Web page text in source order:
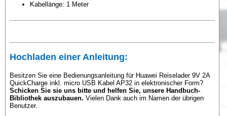
Kabellänge: 1 Meter
Hochladen einer Anleitung:
Besitzen Sie eine Bedienungsanleitung für Huawei Reiselader 9V 2A
QuickCharge inkl. micro USB Kabel AP32 in elektronischer Form?
Schicken Sie sie uns bitte und helfen Sie, unsere Handbuch-
Bibliothek auszubauen. Vielen Dank auch im Namen der übrigen
Benutzer.